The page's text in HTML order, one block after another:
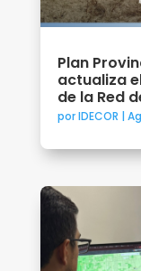
Plan
actualiza
de la Red
porIDECOR |